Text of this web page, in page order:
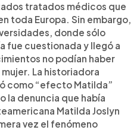
tratados médicos que
toda Europa. Sin embargo,
donde sólo
fue cuestionada y llegó a
no podían haber
La historiadora
como “efecto Matilda”
la denuncia que había
Matilda Joslyn
vez el fenómeno